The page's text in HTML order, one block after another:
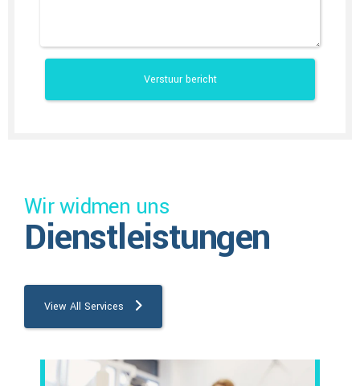
Wir widmen uns
Dienstleistungen
View All Services